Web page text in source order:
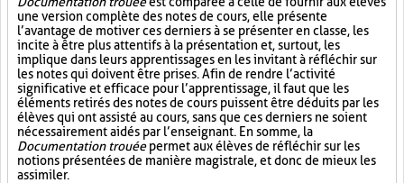
une version complète des notes de cours, elle présente
l’avantage de motiver ces derniers à se présenter en classe, les
incite à être plus attentifs à la présentation et, surtout, les
implique dans leurs apprentissages en les invitant à réfléchir sur
les notes qui doivent être prises. Afin de rendre l’activité
significative et efficace pour l’apprentissage, il faut que les
éléments retirés des notes de cours puissent être déduits par les
élèves qui ont assisté au cours, sans que ces derniers ne soient
nécessairement aidés par l’enseignant. En somme, la
Documentation trouéepermet aux élèves de réfléchir sur les
notions présentées de manière magistrale, et donc de mieux les
assimiler.